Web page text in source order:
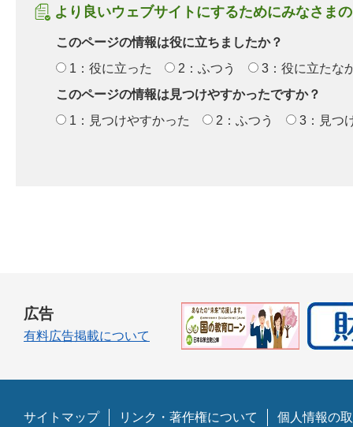
より良いウェブサイトにするためにみなさま
このページの情報は役に立ちましたか？
1：役に立った
2：ふつう
3：役に立たな
このページの情報は見つけやすかったですか？
1：見つけやすかった
2：ふつう 3：見つ
広告
有料広告掲載について
サイトマップ リンク・著作権について 個人情報の